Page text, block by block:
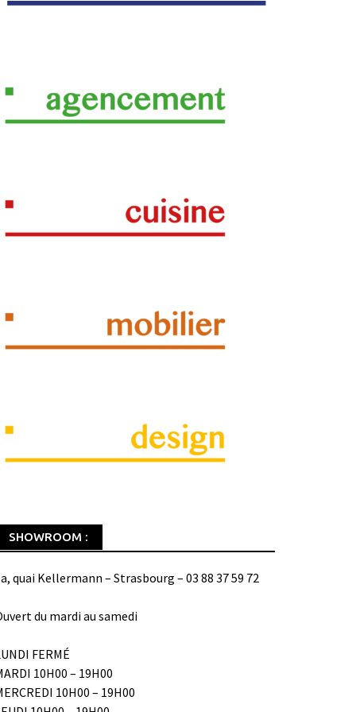
SHOWROOM :
quai Kellermann – Strasbourg – 03 88 37 59 72
du mardi au samedi
FERMÉ
10H00 – 19H00
10H00 – 19H00